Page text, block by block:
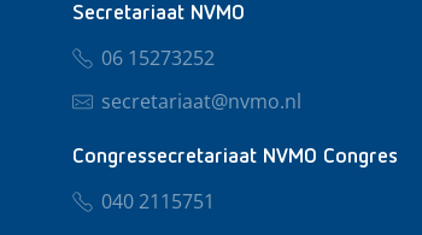
Secretariaat NVMO
06 15273252
secretariaat@nvmo.nl
Congressecretariaat NVMO Congres
040 2115751